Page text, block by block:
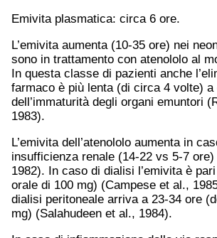
Emivita plasmatica: circa 6 ore.
L’emivita aumenta (10-35 ore) nei
sono in trattamento con atenololo al
In questa classe di pazienti anche
farmaco è più lenta (di circa 4 volte) a
dell’immaturità degli organi emuntori
1983).
L’emivita dell’atenololo aumenta in
insufficienza renale (14-22 vs 5-7
1982). In caso di dialisi l’emivita è
orale di 100 mg) (Campese et al.,
dialisi peritoneale arriva a 23-34 ore
mg) (Salahudeen et al., 1984).